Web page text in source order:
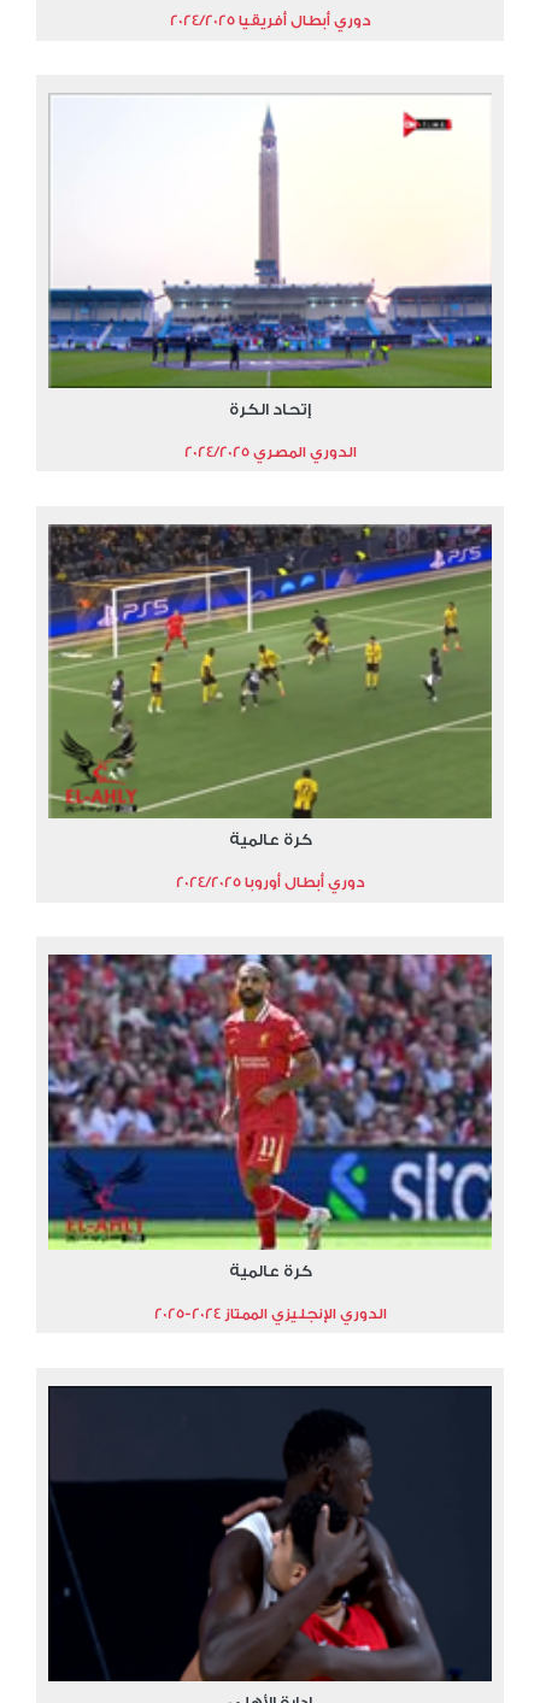
دوري أبطال أفريقيا 2024/2025
إتحاد الكرة
الدوري المصري 2024/2025
كرة عالمية
دوري أبطال أوروبا 2024/2025
كرة عالمية
الدوري الإنجليزي الممتاز 2024-2025